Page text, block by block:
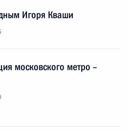
Игоря Кваши
московского метро –